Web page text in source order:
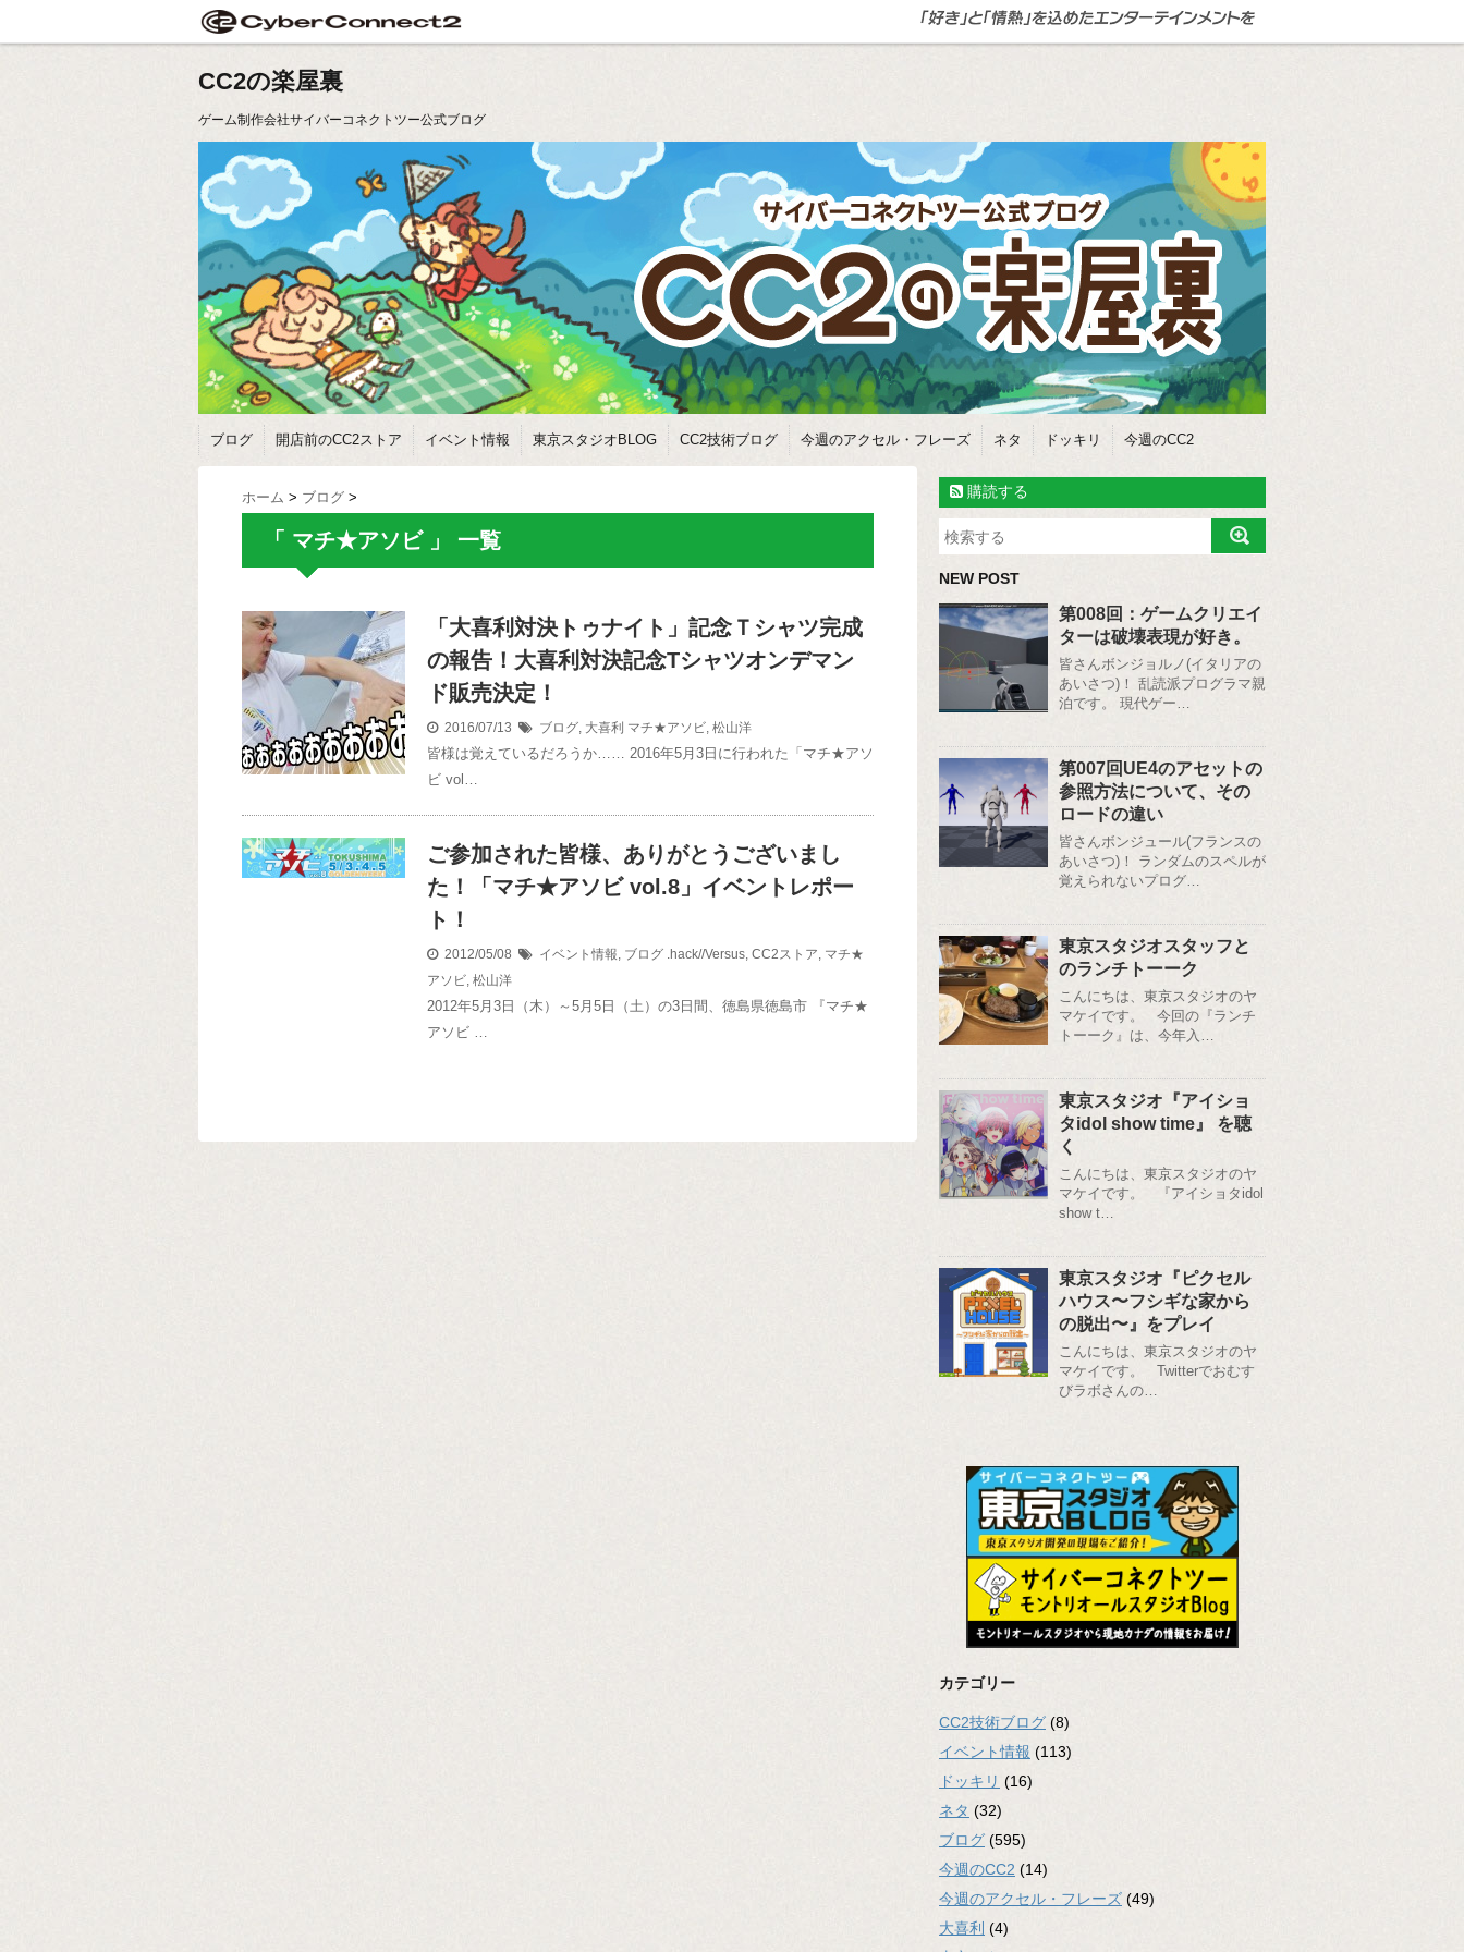
CC2の楽屋裏
ゲーム制作会社サイバーコネクトツー公式ブログ
ブログ 開店前のCC2ストア イベント情報 東京スタジオBLOG CC2技術ブログ 今週のアクセル・フレーズ ネタ ドッキリ 今週のCC2
ホーム > ブログ >
「 マチ★アソビ 」 一覧
「大喜利対決トゥナイト」記念Ｔシャツ完成
の報告！大喜利対決記念Tシャツオンデマン
ド販売決定！
2016/07/13 ブログ, 大喜利 マチ★アソビ, 松山洋
皆様は覚えているだろうか…… 2016年5月3日に行われた「マチ★アソ
ビ vol…
ご参加された皆様、ありがとうございまし
た！「マチ★アソビ vol.8」イベントレポー
ト！
2012/05/08 イベント情報, ブログ .hack//Versus, CC2ストア, マチ★
アソビ, 松山洋
2012年5月3日（木）～5月5日（土）の3日間、徳島県徳島市 『マチ★
アソビ …
購読する
NEW POST
第008回：ゲームクリエイ
ターは破壊表現が好き。
皆さんボンジョルノ(イタリアの
あいさつ)！ 乱読派プログラマ親
泊です。 現代ゲー…
第007回UE4のアセットの
参照方法について、その
ロードの違い
皆さんボンジュール(フランスの
あいさつ)！ ランダムのスペルが
覚えられないプログ…
東京スタジオスタッフと
のランチトーーク
こんにちは、東京スタジオのヤ
マケイです。 今回の『ランチ
トーーク』は、今年入…
東京スタジオ『アイショ
タidol show time』 を聴
く
こんにちは、東京スタジオのヤ
マケイです。 『アイショタidol
show t…
東京スタジオ『ピクセル
ハウス〜フシギな家から
の脱出〜』をプレイ
こんにちは、東京スタジオのヤ
マケイです。 Twitterでおむす
びラボさんの…
カテゴリー
CC2技術ブログ (8)
イベント情報 (113)
ドッキリ (16)
ネタ (32)
ブログ (595)
今週のCC2 (14)
今週のアクセル・フレーズ (49)
大喜利 (4)